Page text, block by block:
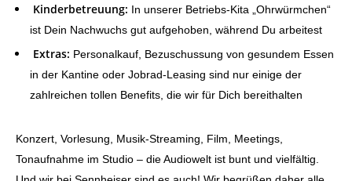
Kinderbetreuung: In unserer Betriebs-Kita „Ohrwürmchen“
ist Dein Nachwuchs gut aufgehoben, während Du arbeitest
Extras: Personalkauf, Bezuschussung von gesundem Essen
in der Kantine oder Jobrad-Leasing sind nur einige der
zahlreichen tollen Benefits, die wir für Dich bereithalten
Konzert, Vorlesung, Musik-Streaming, Film, Meetings,
Tonaufnahme im Studio – die Audiowelt ist bunt und vielfältig.